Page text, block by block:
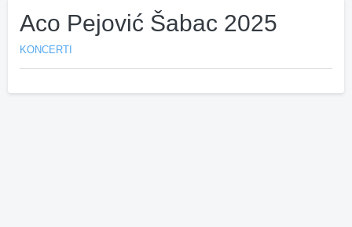
Aco Pejović Šabac 2025
KONCERTI